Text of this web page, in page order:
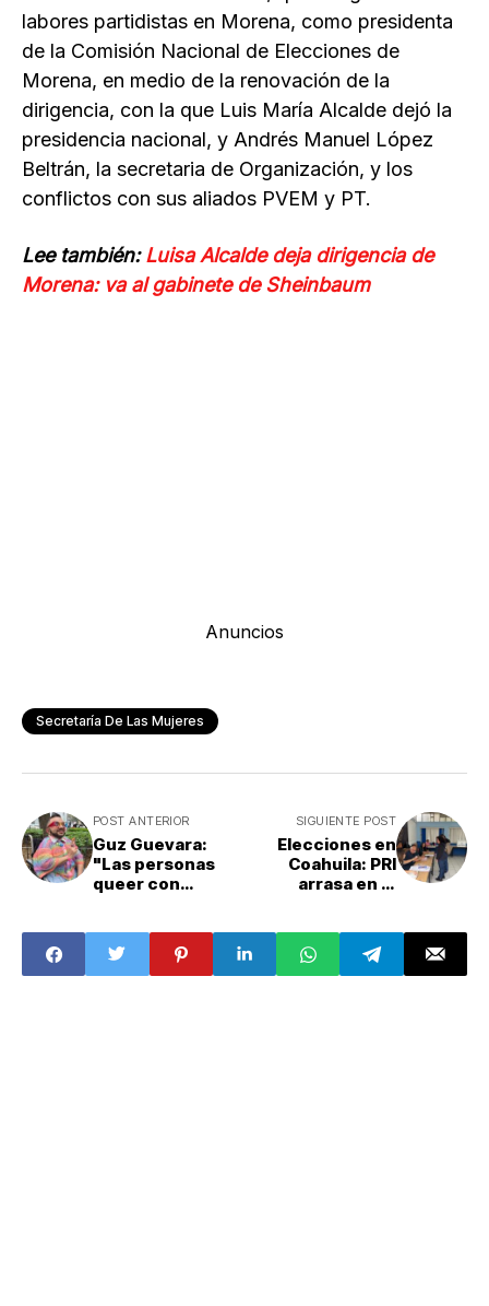
labores partidistas en Morena, como presidenta
de la Comisión Nacional de Elecciones de
Morena, en medio de la renovación de la
dirigencia, con la que Luis María Alcalde dejó la
presidencia nacional, y Andrés Manuel López
Beltrán, la secretaria de Organización, y los
conflictos con sus aliados PVEM y PT.
Lee también:Luisa Alcalde deja dirigencia de
Morena: va al gabinete de Sheinbaum
Anuncios
Secretaría De Las Mujeres
POST ANTERIOR
Guz Guevara:
"Las personas
queer con
nos vamos a ir"
SIGUIENTE POST
Elecciones en
Coahuila: PRI
arrasa en el
desaparecen